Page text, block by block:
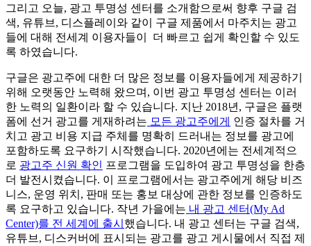
그리고 오늘, 광고 투명성 센터를 소개함으로써 향후 구글 검
색, 유튜브, 디스플레이와 같이 구글 제품에서 마주치는 광고
들에 대해 전세계 이용자들이 더 빠르고 쉽게 확인할 수 있도
록 하였습니다.
구글은 광고주에 대한 더 많은 정보를 이용자들에게 제공하기
위해 오랫동안 노력해 왔으며, 이번 광고 투명성 센터는 이러
한 노력의 일환이라 할 수 있습니다. 지난 2018년, 구글은 플랫
폼에 선거 광고를 게재하려는 모든 광고주에게 인증 절차를 거
치고 광고 비용 지급 주체를 명확히 드러내는 정보를 광고에
포함하도록 요구하기 시작했습니다. 2020년에는 전세계적으
로 광고주 신원 확인 프로그램을 도입하여 광고 투명성을 한층
더 발전시켰습니다. 이 프로그램에서는 광고주에게 해당 비즈
니스, 운영 위치, 판매 또는 홍보 대상에 관한 정보를 인증하도
록 요구하고 있습니다. 작년 가을에는 내 광고 센터(My Ad
Center)를 전 세계에 출시 했습니다. 내 광고 센터는 구글 검색,
유튜브, 디스커버에 표시되는 광고를 광고 게시물에서 직접 제